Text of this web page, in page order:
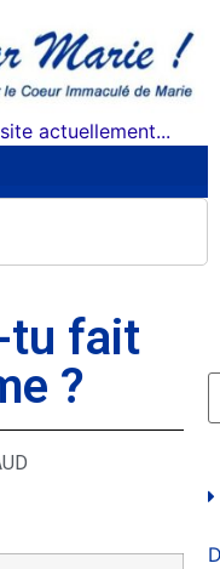
actuellement...
tu fait
?